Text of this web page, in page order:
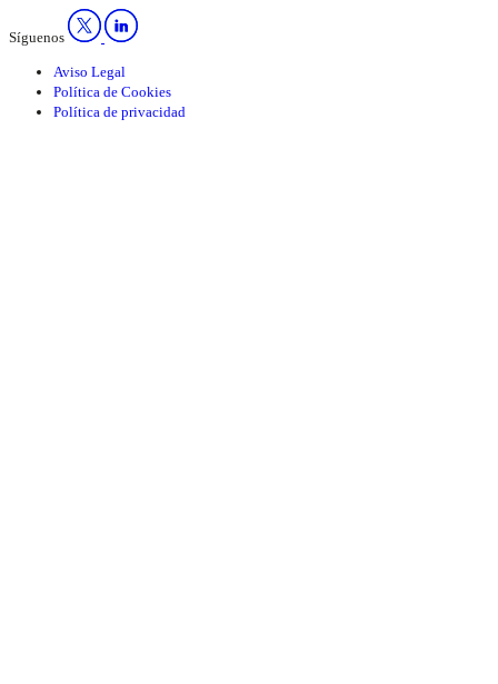
Síguenos
Aviso Legal
Política de Cookies
Política de privacidad